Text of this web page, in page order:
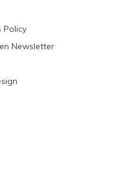
Policy
Newsletter